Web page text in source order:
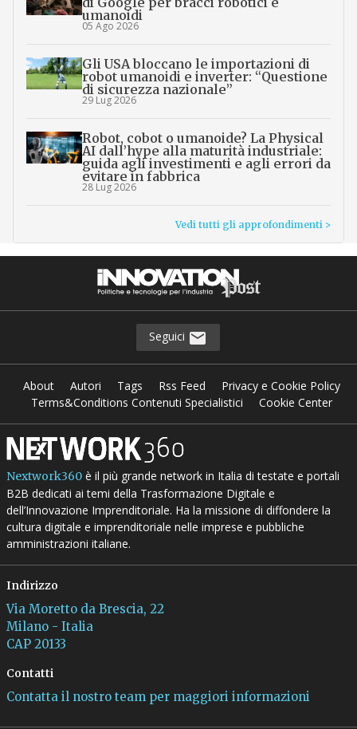
umanoidi
05 Ago 2026
Gli USA bloccano le importazioni di
robot umanoidi e inverter: “Questione
di sicurezza nazionale”
29 Lug 2026
Robot, cobot o umanoide? La Physical
AI dall’hype alla maturità industriale:
guida agli investimenti e agli errori da
evitare in fabbrica
28 Lug 2026
Vedi tutti gli approfondimenti >
Seguici
About Autori Tags Rss Feed
Privacy e Cookie Policy
Terms&Conditions Contenuti Specialistici
Cookie Center
Nextwork360è il più grande network in Italia di testate e portali
B2B dedicati ai temi della Trasformazione Digitale e
dell’Innovazione Imprenditoriale. Ha la missione di diffondere la
cultura digitale e imprenditoriale nelle imprese e pubbliche
amministrazioni italiane.
Indirizzo
Via Moretto da Brescia, 22
Milano - Italia
CAP 20133
Contatti
Contatta il nostro team per maggiori informazioni